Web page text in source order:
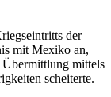
der
mit Mexiko an,
Übermittlung mittels
scheiterte.